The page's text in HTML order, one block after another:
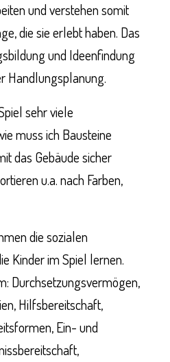
und verstehen somit
die sie erlebt haben. Das
und Ideenfindung
Handlungsplanung.
sehr viele
muss ich Bausteine
das Gebäude sicher
u.a. nach Farben,
die sozialen
Kinder im Spiel lernen.
Durchsetzungsvermögen,
Hilfsbereitschaft,
Ein- und